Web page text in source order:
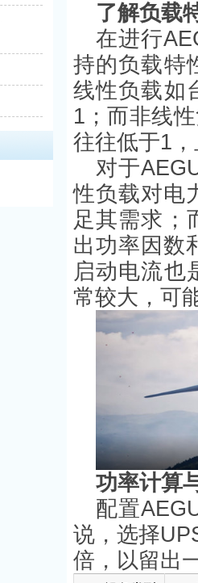
了解负载
在进行
持的负载特
线性负载如
1；而非线
往往低于1
对于
性负载对电
足其需求；
出功率因数
启动电流也
常较大，可
功率计算
配置
说，选择
倍，以留出